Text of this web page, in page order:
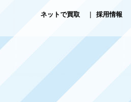
ネットで買取
| 採用情報